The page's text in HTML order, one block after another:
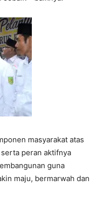
masyarakat atas
peran aktifnya
guna
maju, bermarwah dan